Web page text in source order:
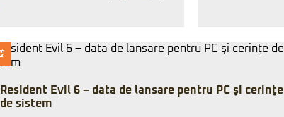
Resident Evil 6 – data de lansare pentru PC şi cerinţe
de sistem